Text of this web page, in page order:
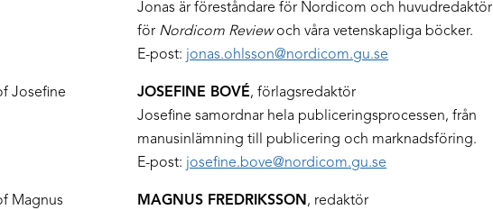
Jonas är föreståndare för Nordicom och huvudredaktör
för Nordicom Reviewoch våra vetenskapliga böcker.
E-post: jonas.ohlsson@nordicom.gu.se
JOSEFINE BOVÉ, förlagsredaktör
Josefine samordnar hela publiceringsprocessen, från
manusinlämning till publicering och marknadsföring.
E-post: josefine.bove@nordicom.gu.se
MAGNUS FREDRIKSSON , redaktör